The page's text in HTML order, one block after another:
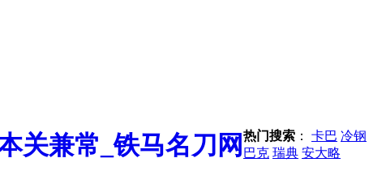
热门搜索 ： 卡巴 冷钢
巴克 瑞典 安大略